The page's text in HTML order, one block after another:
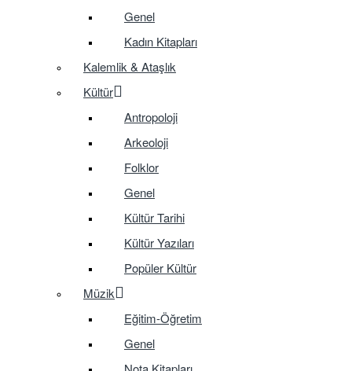
Genel
Kadın Kitapları
Kalemlik & Ataşlık
Kültür
Antropoloji
Arkeoloji
Folklor
Genel
Kültür Tarihi
Kültür Yazıları
Popüler Kültür
Müzik
Eğitim-Öğretim
Genel